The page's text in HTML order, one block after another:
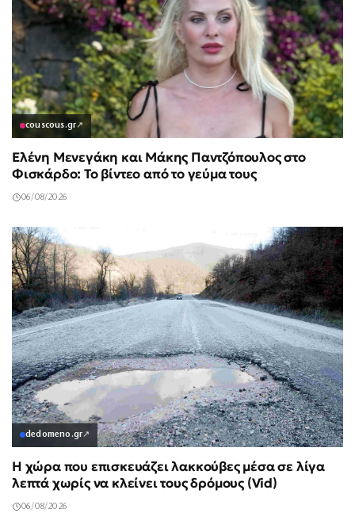
couscous.gr↗
Ελένη Μενεγάκη και Μάκης Παντζόπουλος στο
Φισκάρδο: Το βίντεο από το γεύμα τους
06/08/2026
dedomeno.gr↗
Η χώρα που επισκευάζει λακκούβες μέσα σε λίγα
λεπτά χωρίς να κλείνει τους δρόμους (Vid)
06/08/2026